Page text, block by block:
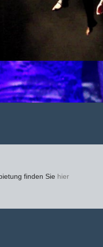
finden Sie hier